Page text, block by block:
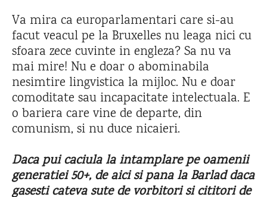
Va mira ca europarlamentari care si-au
facut veacul pe la Bruxelles nu leaga nici cu
sfoara zece cuvinte in engleza? Sa nu va
mai mire! Nu e doar o abominabila
nesimtire lingvistica la mijloc. Nu e doar
comoditate sau incapacitate intelectuala. E
o bariera care vine de departe, din
comunism, si nu duce nicaieri.
Daca pui caciula la intamplare pe oamenii
generatiei 50+, de aici si pana la Barlad daca
gasesti cateva sute de vorbitori si cititori de